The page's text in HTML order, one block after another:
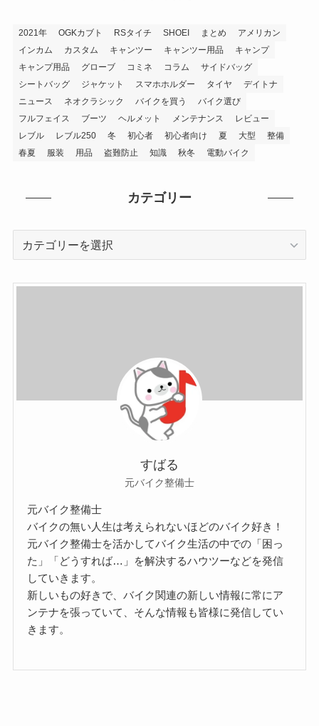
2021年 OGKカブト RSタイチ SHOEI まとめ
アメリカン
インカム
カスタム キャンツー キャンツー用品
キャンプ
キャンプ用品
グローブ コミネ コラム
サイドバッグ
シートバッグ
ジャケット スマホホルダー タイヤ
デイトナ
ニュース
ネオクラシック バイクを買う
バイク選び
フルフェイス
ブーツ ヘルメット メンテナンス
レビュー
レブル
レブル250 冬 初心者 初心者向け 夏 大型
整備
春夏
服装 用品 盗難防止 知識 秋冬 電動バイク
カテゴリー
すばる
元バイク整備士
元バイク整備士
バイクの無い人生は考えられないほどのバイク好き！
元バイク整備士を活かしてバイク生活の中での「困っ
た」「どうすれば…」を解決するハウツーなどを発信
していきます。
新しいもの好きで、バイク関連の新しい情報に常にア
ンテナを張っていて、そんな情報も皆様に発信してい
きます。